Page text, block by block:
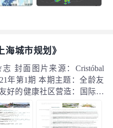
分析）、空间研究分析（空
信息管理技术（规划管理
海城市规划》
封面图片来源：Cristóbal
年第1期 本期主题：全龄友
好的健康社区营造：国际经
and Enlightenment of
胡晓婧 黄建中